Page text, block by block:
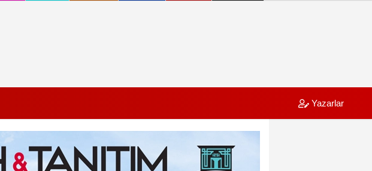
Yazarlar